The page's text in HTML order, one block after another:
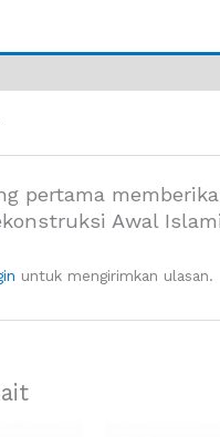
pertama
Awal
untuk mengirimkan ulasan.